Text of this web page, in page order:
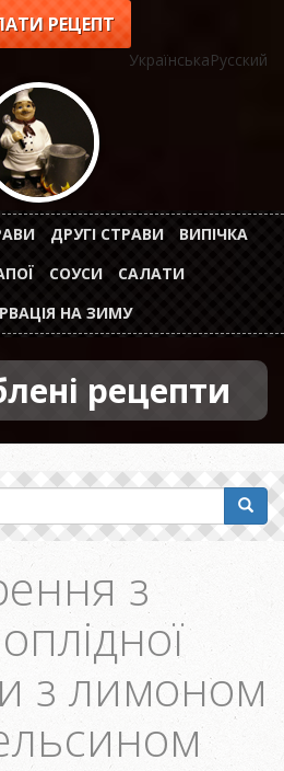
РЕЦЕПТ
УкраїнськаРусский
ДРУГІ СТРАВИ
ВИПІЧКА
СОУСИ
САЛАТИ
НА ЗИМУ
рецепти
Пошук
з
з лимоном